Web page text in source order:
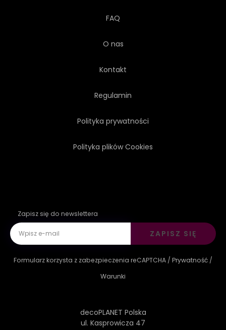
FAQ
O nas
Kontakt
Regulamin
Polityka prywatności
Polityka plików Cookies
Zapisz się do newslettera
ZAPISZ SIĘ
Formularz korzysta z zabezpieczenia reCAPTCHA / Prywatność /
Warunki
decoPLANET Polska
ul. Kasprowicza 47